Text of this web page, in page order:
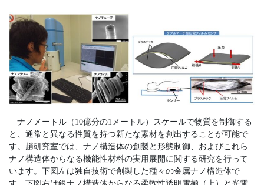
ナノメートル（10億分の1メートル）スケールで物質を制御する
と、通常と異なる性質を持つ新たな素材を創出することが可能で
す。趙研究室では、ナノ構造体の創製と形態制御、およびこれら
ナノ構造体からなる機能性材料の実用展開に関する研究を行って
います。下図左は独自技術で創製した種々の金属ナノ構造体で